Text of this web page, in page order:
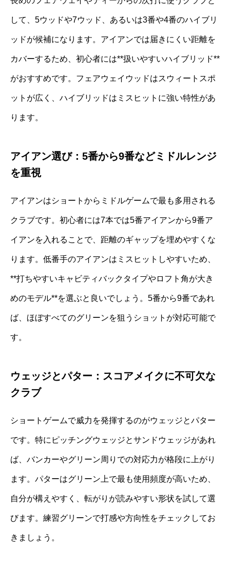
して、5ウッドや7ウッド、あるいは3番や4番のハイブリ
ッドが候補になります。アイアンでは届きにくい距離を
カバーするため、初心者には**扱いやすいハイブリッド**
がおすすめです。フェアウェイウッドはスウィートスポ
ットが広く、ハイブリッドはミスヒットに強い特性があ
ります。
アイアン選び：5番から9番などミドルレンジ
を重視
アイアンはショートからミドルゲームで最も多用される
クラブです。初心者には7本では5番アイアンから9番ア
イアンを入れることで、距離のギャップを埋めやすくな
ります。低番手のアイアンはミスヒットしやすいため、
**打ちやすいキャビティバックタイプやロフト角が大き
めのモデル**を選ぶと良いでしょう。5番から9番であれ
ば、ほぼすべてのグリーンを狙うショットが対応可能で
す。
ウェッジとパター：スコアメイクに不可欠な
クラブ
ショートゲームで威力を発揮するのがウェッジとパター
です。特にピッチングウェッジとサンドウェッジがあれ
ば、バンカーやグリーン周りでの対応力が格段に上がり
ます。パターはグリーン上で最も使用頻度が高いため、
自分が構えやすく、転がりが読みやすい形状を試して選
びます。練習グリーンで打感や方向性をチェックしてお
きましょう。